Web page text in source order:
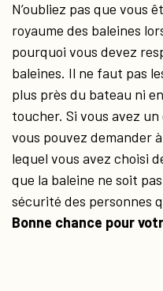
N’oubliez pas que vous
royaume des baleines
pourquoi vous devez
baleines. Il ne faut pas
plus près du bateau ni
toucher. Si vous avez
vous pouvez demander
lequel vous avez choisi
que la baleine ne soit
sécurité des personnes
Bonne chance pour